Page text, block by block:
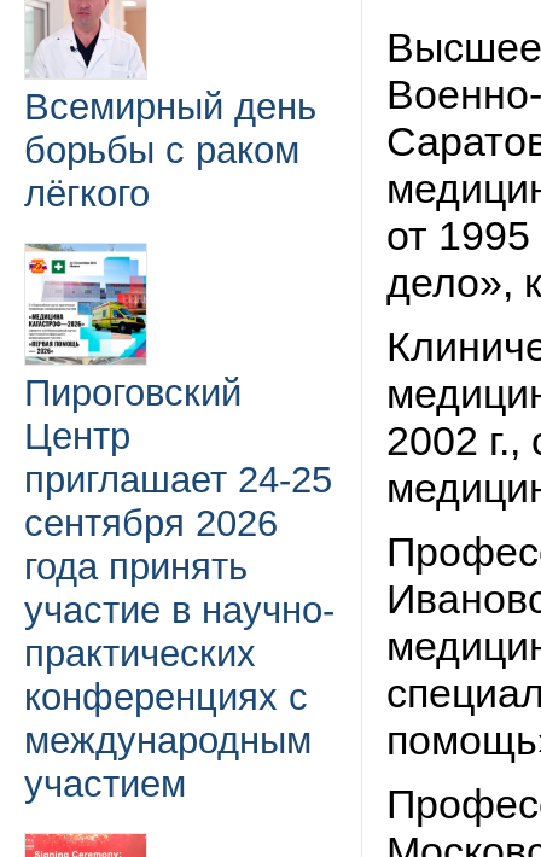
Всемирный день
борьбы с раком
лёгкого
Пироговский
Центр
приглашает 24-25
сентября 2026
года принять
участие в научно-
практических
конференциях с
международным
участием
Высшее
от
дело»,
2002